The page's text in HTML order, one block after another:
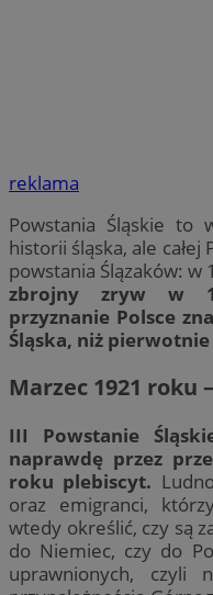
reklama
Powstania Śląskie to
historii śląska, ale całej
powstania Ślązaków:
zbrojny zryw w
przyznanie Polsce
Śląska, niż
Marzec 1921 roku
III Powstanie
naprawdę przez
roku plebiscyt.
oraz emigranci,
wtedy określić, czy są
do Niemiec, czy do
uprawnionych, czyli